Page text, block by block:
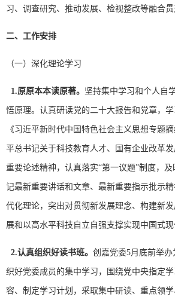
习、调查研究、推动发展、检视整改等融合贯
二、工作安排
（一）深化理论学习
1.原原本本读原著。 坚持集中学习和个人自
悟原理。认真研读党的二十大报告和党章，学
《习近平新时代中国特色社会主义思想专题
平总书记关于科技教育人才、国有企业改革
重要论述精神，认真落实“第一议题”制度，
记最新重要讲话和文章、最新重要指示批示
代化理论，突出对贯彻新发展理念、构建新
展和以高水平科技自立自强支撑实现中国式现
2.认真组织好读书班。 创嘉党委5月底前举
织好党委成员的集中学习，围绕党中央指定
容、制定学习计划，采取集中研读、重点领